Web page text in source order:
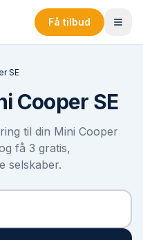
Få tilbud
SE
Cooper SE
til din Mini Cooper
få 3 gratis,
selskaber.